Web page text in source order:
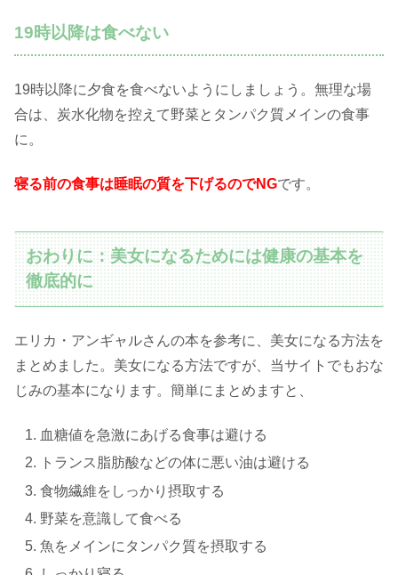
19時以降は食べない
19時以降に夕食を食べないようにしましょう。無理な場
合は、炭水化物を控えて野菜とタンパク質メインの食事
に。
寝る前の食事は睡眠の質を下げるのでNGです。
おわりに：美女になるためには健康の基本を
徹底的に
エリカ・アンギャルさんの本を参考に、美女になる方法を
まとめました。美女になる方法ですが、当サイトでもおな
じみの基本になります。簡単にまとめますと、
血糖値を急激にあげる食事は避ける
トランス脂肪酸などの体に悪い油は避ける
食物繊維をしっかり摂取する
野菜を意識して食べる
魚をメインにタンパク質を摂取する